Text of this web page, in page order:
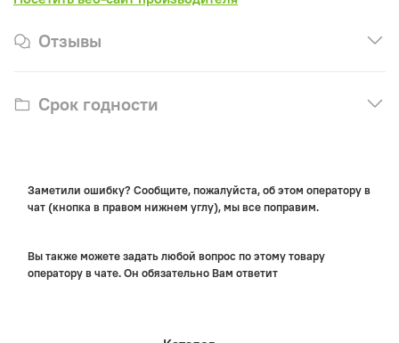
Отзывы
Срок годности
Заметили ошибку? Сообщите, пожалуйста, об этом оператору в
чат (кнопка в правом нижнем углу), мы все поправим.
Вы также можете задать любой вопрос по этому товару
оператору в чате. Он обязательно Вам ответит